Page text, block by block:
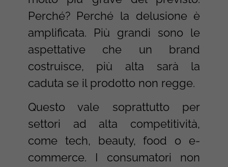
Perché? Perché la delusione è
amplificata. Più grandi sono le
aspettative che un brand
costruisce, più alta sarà la
caduta se il prodotto non regge.
Questo vale soprattutto per
settori ad alta competitività,
come tech, beauty, food o e-
commerce. I consumatori non